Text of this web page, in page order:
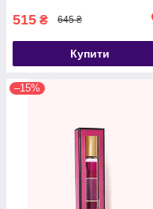
515 ₴ 645 ₴
Купити
–15%